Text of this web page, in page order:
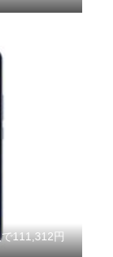
111,312円